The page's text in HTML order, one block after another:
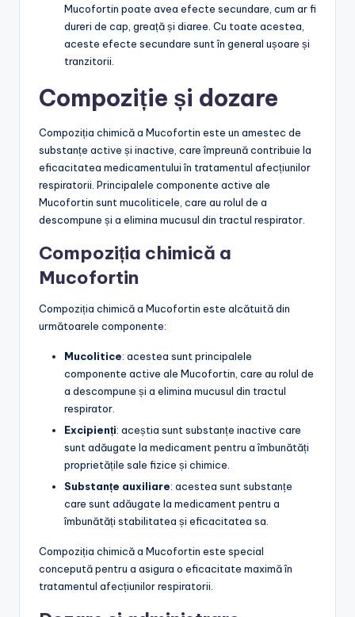
Mucofortin poate avea efecte secundare, cum ar fi
dureri de cap, greață și diaree. Cu toate acestea,
aceste efecte secundare sunt în general ușoare și
tranzitorii.
Compoziție și dozare
Compoziția chimică a Mucofortin este un amestec de
substanțe active și inactive, care împreună contribuie la
eficacitatea medicamentului în tratamentul afecțiunilor
respiratorii. Principalele componente active ale
Mucofortin sunt mucoliticele, care au rolul de a
descompune și a elimina mucusul din tractul respirator.
Compoziția chimică a
Mucofortin
Compoziția chimică a Mucofortin este alcătuită din
următoarele componente:
Mucolitice: acestea sunt principalele
componente active ale Mucofortin, care au rolul de
a descompune și a elimina mucusul din tractul
respirator.
Excipienți: aceștia sunt substanțe inactive care
sunt adăugate la medicament pentru a îmbunătăți
proprietățile sale fizice și chimice.
Substanțe auxiliare: acestea sunt substanțe
care sunt adăugate la medicament pentru a
îmbunătăți stabilitatea și eficacitatea sa.
Compoziția chimică a Mucofortin este special
concepută pentru a asigura o eficacitate maximă în
tratamentul afecțiunilor respiratorii.